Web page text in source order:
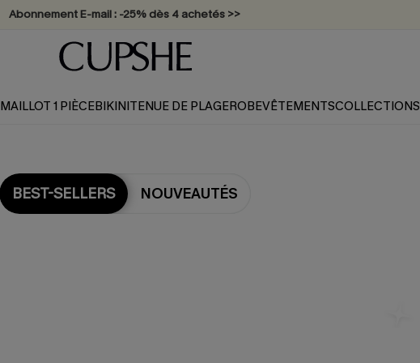
Abonnement E-mail : -25% dès 4 achetés >>
MAILLOT 1 PIÈCEBIKINITENUE DE PLAGEROBEVÊTEMENTSCOLLECTIONS
BEST-SELLERS NOUVEAUTÉS